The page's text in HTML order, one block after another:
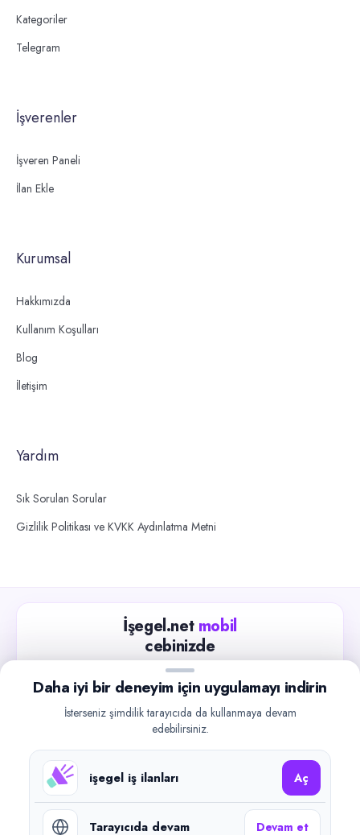
Kategoriler
Telegram
İşverenler
İşveren Paneli
İlan Ekle
Kurumsal
Hakkımızda
Kullanım Koşulları
Blog
İletişim
Yardım
Sık Sorulan Sorular
Gizlilik Politikası ve KVKK Aydınlatma Metni
İşegel.net mobil
cebinizde
Güncel iş ilanlarını takip edin, işverenlerle hızlıca
iletişime geçin.
Google Play
©2026işegel.net. Tüm hakları saklıdır.
Daha iyi bir deneyim için uygulamayı indirin
İsterseniz şimdilik tarayıcıda da kullanmaya devam
edebilirsiniz.
işegel iş ilanları Aç
Tarayıcıda devam Devam et